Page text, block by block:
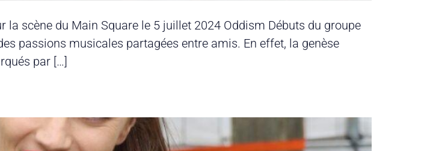
la scène du Main Square le 5 juillet 2024 Oddism Débuts du groupe
passions musicales partagées entre amis. En effet, la genèse
par […]